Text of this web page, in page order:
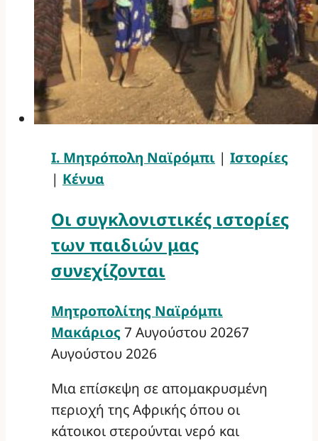
Ι. Μητρόπολη Ναϊρόμπι | Ιστορίες
| Κένυα
Οι συγκλονιστικές ιστορίες
των παιδιών μας
συνεχίζονται
Μητροπολίτης Ναϊρόμπι
Μακάριος 7 Αυγούστου 20267
Αυγούστου 2026
Μια επίσκεψη σε απομακρυσμένη
περιοχή της Αφρικής όπου οι
κάτοικοι στερούνται νερό και